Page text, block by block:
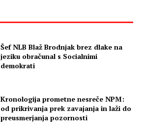
Šef NLB Blaž Brodnjak brez dlake na
jeziku obračunal s Socialnimi
demokrati
Kronologija prometne nesreče NPM:
od prikrivanja prek zavajanja in laži do
preusmerjanja pozornosti